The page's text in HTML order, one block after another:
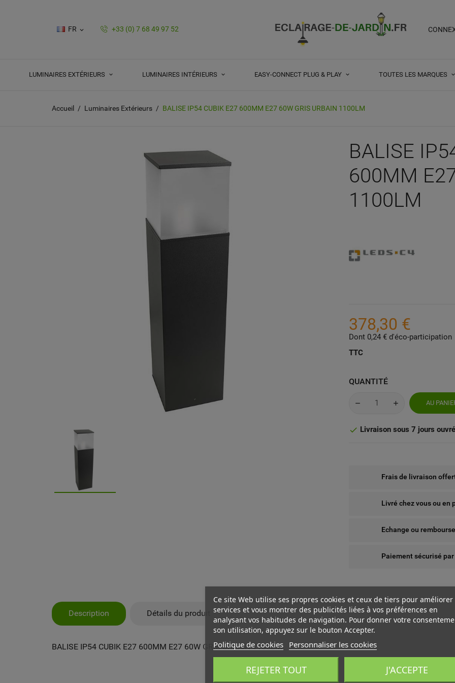
FR  +33 (0) 7 68 49 97 52
LUMINAIRES EXTÉRIEURS LUMINAIRES INTÉRIEURS EASY-CONNECT PLUG & PLAY TOUTES LES MARQUES
Accueil Luminaires Extérieurs BALISE IP54 CUBIK E27 600MM E27 60W GRIS URBAIN 1100LM
BALISE
600MM
1100LM
378,30 €
Dont 0,24 € d'éco-participation
TTC
QUANTITÉ
AU
 Livraison sous 7 jours
Frais de livraison
Livré chez vous ou
Echange ou
Paiement sécurisé
Description Détails du produit
BALISE IP54 CUBIK E27 600MM E27 60W GRIS URBAIN 1100LM
MY WISHLISTS
CRÉER UNE LISTE D'ENVIES
CONNEXION
Ce site Web utilise ses propres cookies et ceux de tiers pour améliorer
services et vous montrer des publicités liées à vos préférences en
analysant vos habitudes de navigation. Pour donner votre
son utilisation, appuyez sur le bouton Accepter.
Politique de cookies Personnaliser les cookies
REJETER TOUT J'ACCEPTE